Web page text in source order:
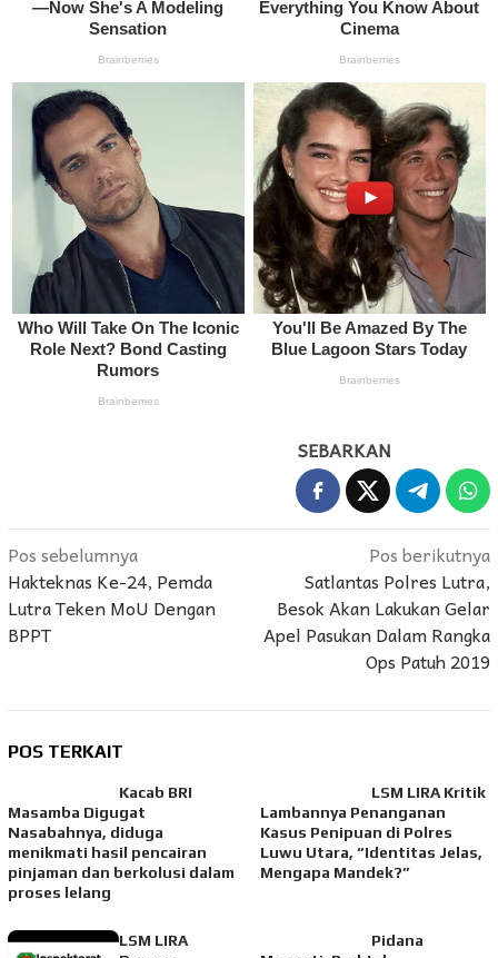
SEBARKAN
Navigasi
pos
Pos sebelumnya
Hakteknas Ke-24, Pemda
Lutra Teken MoU Dengan
BPPT
Pos berikutnya
Satlantas Polres Lutra,
Besok Akan Lakukan Gelar
Apel Pasukan Dalam Rangka
Ops Patuh 2019
POS TERKAIT
Kacab BRI
Masamba Digugat
Nasabahnya, diduga
menikmati hasil pencairan
pinjaman dan berkolusi dalam
proses lelang
LSM LIRA Kritik
Lambannya Penanganan
Kasus Penipuan di Polres
Luwu Utara, “Identitas Jelas,
Mengapa Mandek?”
LSM LIRA
Pidana